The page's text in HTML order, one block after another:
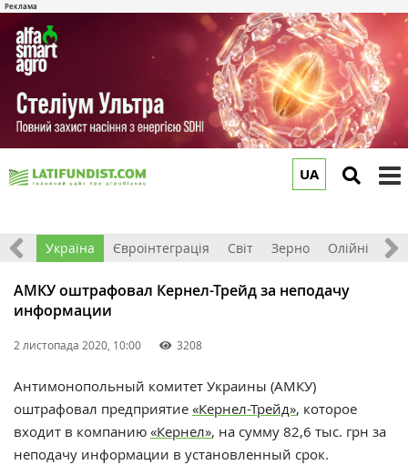
UA
Все Україна Євроінтеграція Світ Зерно Олійні
АМКУ оштрафовал Кернел-Трейд за неподачу
информации
2 листопада 2020, 10:00 3208
Антимонопольный комитет Украины (АМКУ)
оштрафовал предприятие «Кернел-Трейд», которое
входит в компанию «Кернел», на сумму 82,6 тыс. грн за
неподачу информации в установленный срок.